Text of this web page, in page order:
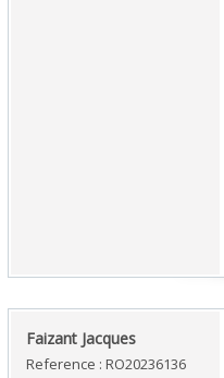
‎Faizant Jacques‎
Reference : RO20236136